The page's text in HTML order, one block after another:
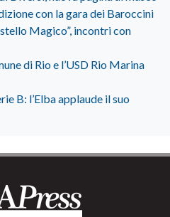
con la gara dei Baroccini
Magico”, incontri con
di Rio e l’USD Rio Marina
B: l’Elba applaude il suo